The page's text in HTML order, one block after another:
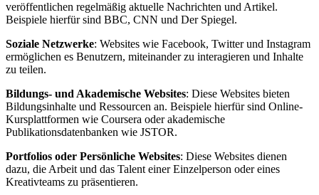
veröffentlichen regelmäßig aktuelle Nachrichten und Artikel.
Beispiele hierfür sind BBC, CNN und Der Spiegel.
Soziale Netzwerke: Websites wie Facebook, Twitter und Instagram
ermöglichen es Benutzern, miteinander zu interagieren und Inhalte
zu teilen.
Bildungs- und Akademische Websites: Diese Websites bieten
Bildungsinhalte und Ressourcen an. Beispiele hierfür sind Online-
Kursplattformen wie Coursera oder akademische
Publikationsdatenbanken wie JSTOR.
Portfolios oder Persönliche Websites: Diese Websites dienen
dazu, die Arbeit und das Talent einer Einzelperson oder eines
Kreativteams zu präsentieren.